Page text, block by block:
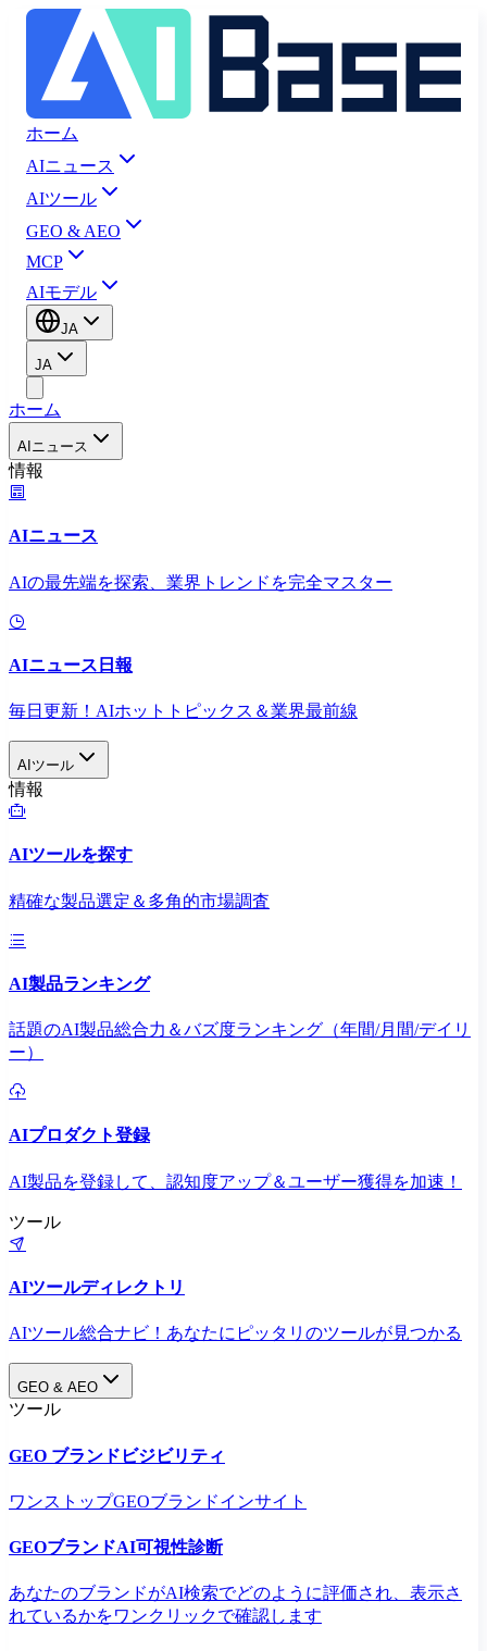
ホーム
AIニュース
AIツール
GEO & AEO
MCP
AIモデル
JA
JA
ホーム
AIニュース
情報
AIニュース
AIの最先端を探索、業界トレンドを完全マスター
AIニュース日報
毎日更新！AIホットトピックス＆業界最前線
AIツール
情報
AIツールを探す
精確な製品選定＆多角的市場調査
AI製品ランキング
話題のAI製品総合力＆バズ度ランキング（年間/月間/デイリ
ー）
AIプロダクト登録
AI製品を登録して、認知度アップ＆ユーザー獲得を加速！
ツール
AIツールディレクトリ
AIツール総合ナビ！あなたにピッタリのツールが見つかる
GEO & AEO
ツール
GEO ブランドビジビリティ
ワンストップGEOブランドインサイト
GEOブランドAI可視性診断
あなたのブランドがAI検索でどのように評価され、表示さ
れているかをワンクリックで確認します